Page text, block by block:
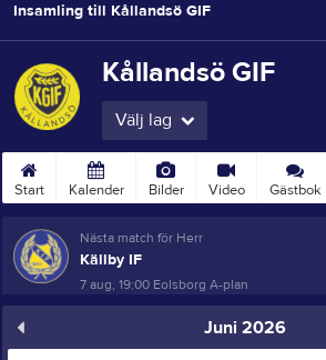
Insamling till Kållandsö GIF
Kållandsö GIF
Välj lag
Start Kalender Bilder Video Gästbok
Nästa match för Herr
Källby IF
7 aug, 19:00 Eolsborg A-plan
Juni 2026